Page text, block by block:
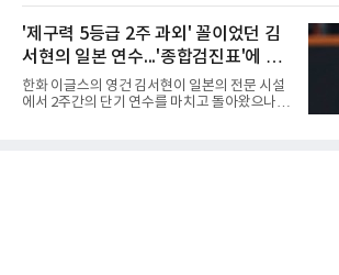
을 마련했다.경기 후 박예지는 “날씨가 덥고 습
해 체력적으로 쉽지 않은 경기였지
행배 전국중고배구대회 18세 이하 여자부 결승
에서 선명여고를 세트스코어 3-1(13-25, 25-14,
25-17, 25-10)로 물리치고 우승을 차지했다.첫
세트를 13-25로 내주며 불안하게 출발한 중앙여
고는 이후 조직력을 되찾아 2세트부터 경기 주
도권을 완전히 장악했다. 강한 서브와 탄탄한 수
비를 앞세워 내리 세 세트를 따내며 짜릿한 역전
'제구력 5등급 2주 과외' 꼴이었던 김
서현의 일본 연수...'종합검진표'에 불
과
한화 이글스의 영건 김서현이 일본의 전문 시설
에서 2주간의 단기 연수를 마치고 돌아왔으나,